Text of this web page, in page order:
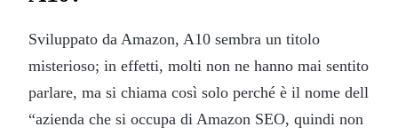
Sviluppato da Amazon, A10 sembra un titolo
misterioso; in effetti, molti non ne hanno mai sentito
parlare, ma si chiama così solo perché è il nome dell
“azienda che si occupa di Amazon SEO, quindi non